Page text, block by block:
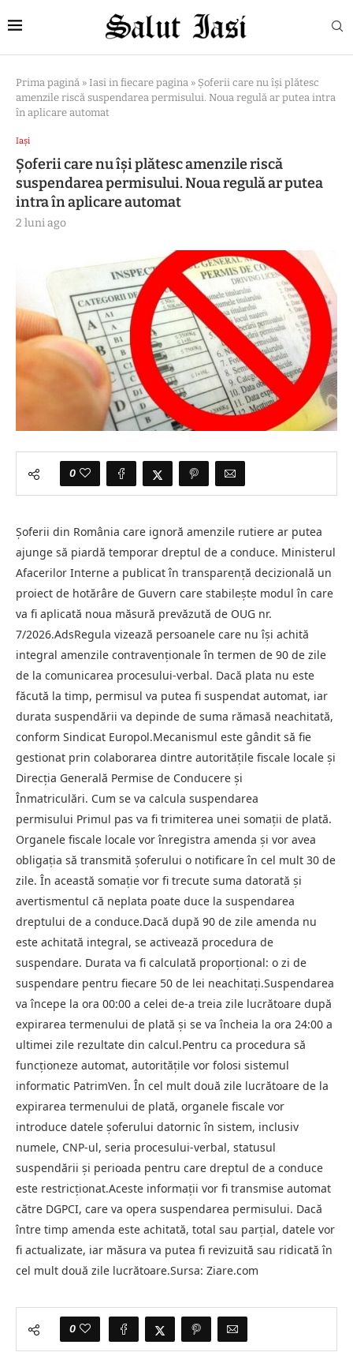
Prima pagină » Iasi in fiecare pagina » Șoferii care nu își plătesc
amenzile riscă suspendarea permisului. Noua regulă ar putea intra
în aplicare automat
Iași
Șoferii care nu își plătesc amenzile riscă
suspendarea permisului. Noua regulă ar putea
intra în aplicare automat
2 luni ago
0
Șoferii din România care ignoră amenzile rutiere ar putea
ajunge să piardă temporar dreptul de a conduce. Ministerul
Afacerilor Interne a publicat în transparență decizională un
proiect de hotărâre de Guvern care stabilește modul în care
va fi aplicată noua măsură prevăzută de OUG nr.
7/2026.AdsRegula vizează persoanele care nu își achită
integral amenzile contravenționale în termen de 90 de zile
de la comunicarea procesului-verbal. Dacă plata nu este
făcută la timp, permisul va putea fi suspendat automat, iar
durata suspendării va depinde de suma rămasă neachitată,
conform Sindicat Europol.Mecanismul este gândit să fie
gestionat prin colaborarea dintre autoritățile fiscale locale și
Direcția Generală Permise de Conducere și
Înmatriculări. Cum se va calcula suspendarea
permisului Primul pas va fi trimiterea unei somații de plată.
Organele fiscale locale vor înregistra amenda și vor avea
obligația să transmită șoferului o notificare în cel mult 30 de
zile. În această somație vor fi trecute suma datorată și
avertismentul că neplata poate duce la suspendarea
dreptului de a conduce.Dacă după 90 de zile amenda nu
este achitată integral, se activează procedura de
suspendare. Durata va fi calculată proporțional: o zi de
suspendare pentru fiecare 50 de lei neachitați.Suspendarea
va începe la ora 00:00 a celei de-a treia zile lucrătoare după
expirarea termenului de plată și se va încheia la ora 24:00 a
ultimei zile rezultate din calcul.Pentru ca procedura să
funcționeze automat, autoritățile vor folosi sistemul
informatic PatrimVen. În cel mult două zile lucrătoare de la
expirarea termenului de plată, organele fiscale vor
introduce datele șoferului datornic în sistem, inclusiv
numele, CNP-ul, seria procesului-verbal, statusul
suspendării și perioada pentru care dreptul de a conduce
este restricționat.Aceste informații vor fi transmise automat
către DGPCI, care va opera suspendarea permisului. Dacă
între timp amenda este achitată, total sau parțial, datele vor
fi actualizate, iar măsura va putea fi revizuită sau ridicată în
cel mult două zile lucrătoare.Sursa: Ziare.com
0